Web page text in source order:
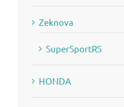
Zeknova
SuperSportRS
HONDA